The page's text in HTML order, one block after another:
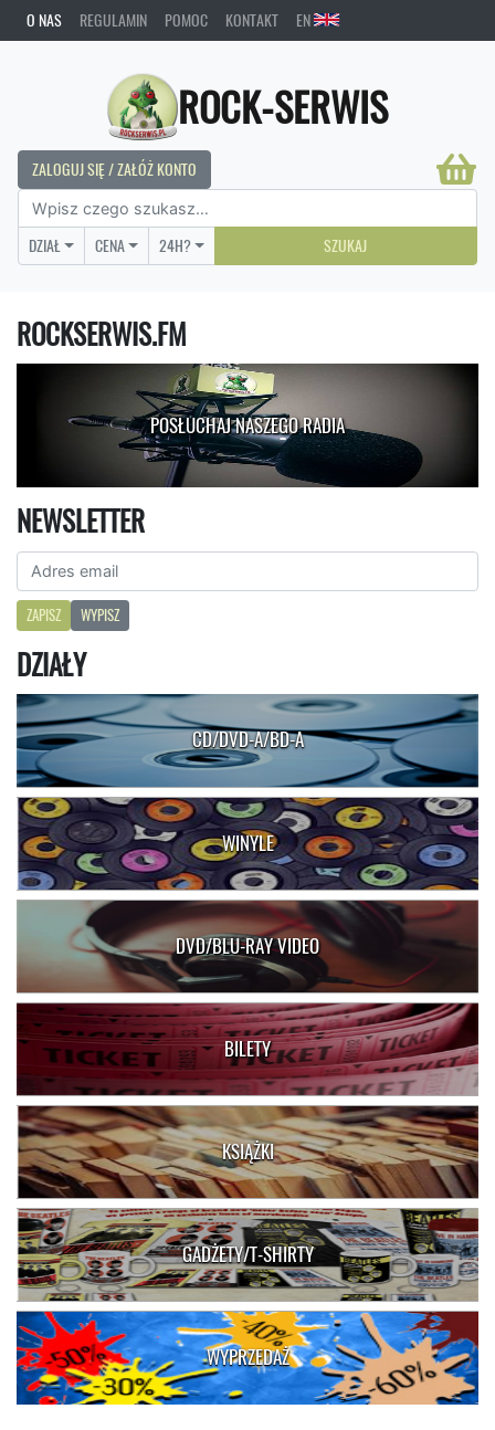
O NAS REGULAMIN POMOC KONTAKT EN
ROCK-SERWIS
ZALOGUJ SIĘ / ZAŁÓŻ KONTO
DZIAŁ CENA 24H? SZUKAJ
ROCKSERWIS.FM
POSŁUCHAJ NASZEGO RADIA
NEWSLETTER
ZAPISZ WYPISZ
DZIAŁY
CD/DVD-A/BD-A
WINYLE
DVD/BLU-RAY VIDEO
BILETY
KSIĄŻKI
GADŻETY/T-SHIRTY
WYPRZEDAŻ